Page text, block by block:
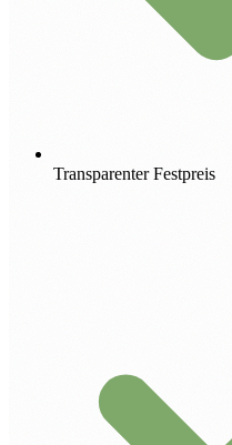
Transparenter Festpreis